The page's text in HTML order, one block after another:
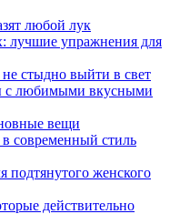
любой лук
лучшие упражнения для
стыдно выйти в свет
с любимыми вкусными
вещи
современный стиль
подтянутого женского
действительно